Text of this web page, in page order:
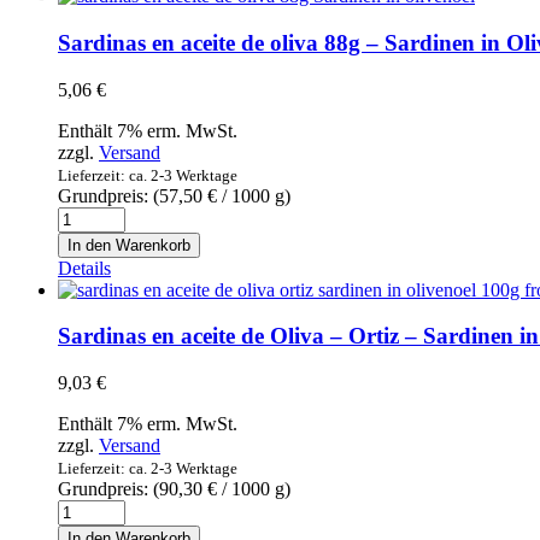
Ramón
Peña
-
Sardinen
in
Gemüsesauce
110g
Menge
Sardinas en aceite de oliva 88g – Sardinen in
5,06 €
Enthält 7% erm. MwSt.
zzgl. Versand
Lieferzeit: ca. 2-3 Werktage
Grundpreis: (57,50 € / 1000 g)
Sardinas
en
aceite
de
oliva
88g
-
in
Menge
In den Warenkorb
Details
Sardinas en aceite de Oliva – Ortiz – Sardinen
9,03 €
Enthält 7% erm. MwSt.
zzgl. Versand
Lieferzeit: ca. 2-3 Werktage
Grundpreis: (90,30 € / 1000 g)
Sardinas
en